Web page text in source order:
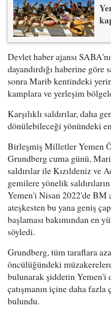
Devlet haber ajansı
dayandırdığı haberine göre
sonra Marib kentindeki
kamplara ve yerleşim
Karşılıklı saldırılar, daha
dönülebileceği yönündeki
Birleşmiş Milletler Yemen
Grundberg cuma günü,
saldırılar ile Kızıldeniz ve
gemilere yönelik
Yemen'i Nisan 2022'de BM
ateşkesten bu yana geniş
başlaması bakımından en
söyledi.
Grundberg, tüm taraflara
öncülüğündeki
bulunarak şiddetin Yemen'i
çatışmanın içine daha fazla
bulundu.